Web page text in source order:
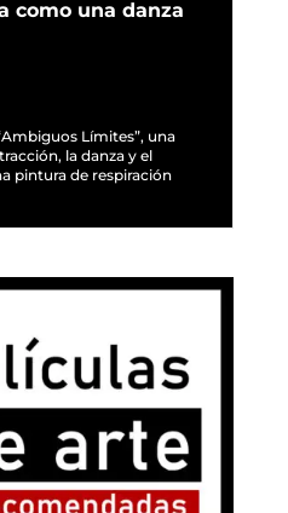
como una danza
Límites”, una
la danza y el
pintura de respiración